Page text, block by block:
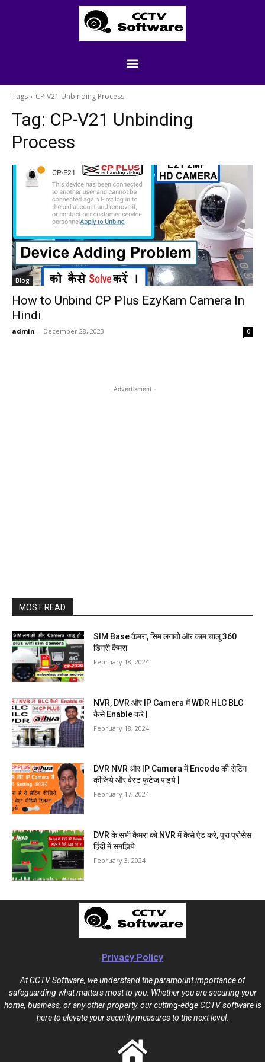
Tags CP-V21 Unbinding Process
Tag: CP-V21 Unbinding
Process
Blog
How to Unbind CP Plus EzyKam Camera In
Hindi
admin - December 28, 2023 0
- Advertisment -
MOST READ
SIM Base कैमरा, सिम लगावो और काम चालू 360
डिग्री कैमरा
February 18, 2024
NVR, DVR और IP Camera में WDR HLC BLC
कैसे Enable करे |
February 18, 2024
DVR NVR और IP Camera में Encode की सेटिंग
कीजिये और बेस्ट फुटेज पाइये |
February 17, 2024
DVR के सभी कैमरा को NVR में कैसे ऐड करे, पूरा प्रोसेस
हिंदी में समझिये
February 3, 2024
Privacy Policy
At CCTV Software, we understand the paramount importance of
safeguarding what matters most to you. Whether you are securing your
home, business, or any other property, our cutting-edge CCTV software is
here to elevate your security measures to the next level.